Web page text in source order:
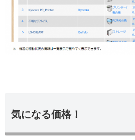
気になる価格！